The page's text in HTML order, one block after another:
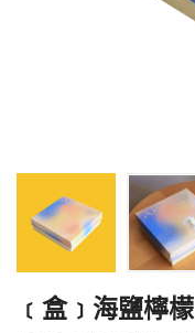
﹝盒﹞海鹽檸檬